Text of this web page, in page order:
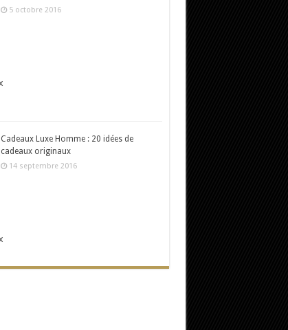
5 octobre 2016
Cadeaux Luxe Homme : 20 idées de
cadeaux originaux
14 septembre 2016